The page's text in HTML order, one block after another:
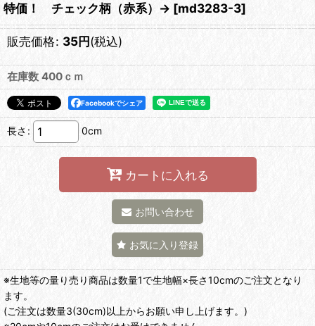
特価！ チェック柄（赤系）→ [md3283-3]
販売価格: 35円(税込)
在庫数 400ｃｍ
Facebookでシェア
長さ : 0cm
カートに入れる
お問い合わせ
お気に入り登録
※生地等の量り売り商品は数量1で生地幅×長さ10cmのご注文となり
ます。
(ご注文は数量3(30cm)以上からお願い申し上げます。)